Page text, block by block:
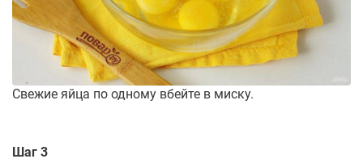
Свежие яйца по одному вбейте в миску.
Шаг 3